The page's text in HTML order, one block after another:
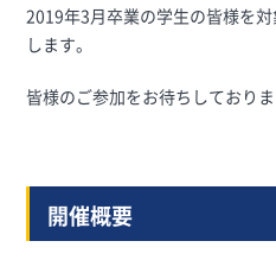
2019年3月卒業の学生の皆様を
します。
皆様のご参加をお待ちしておりま
開催概要